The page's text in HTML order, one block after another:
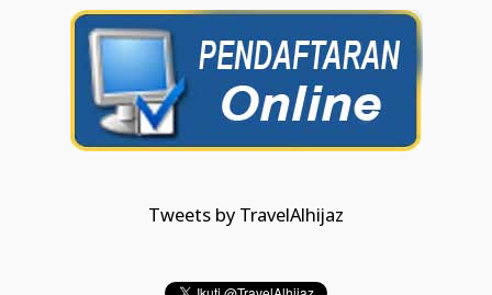
Tweets by TravelAlhijaz